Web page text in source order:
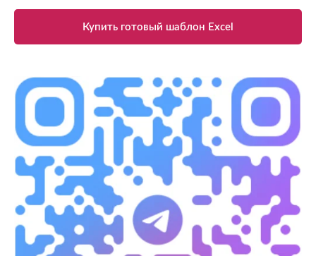
Купить готовый шаблон Excel